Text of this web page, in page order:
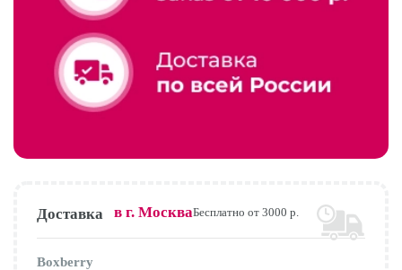
Доставка в г. МоскваБесплатно от 3000 р.
Boxberry